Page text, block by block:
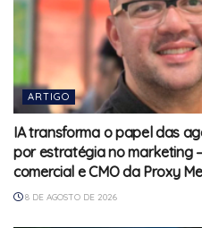
ARTIGO
IA transforma o papel das
por estratégia no marketing
comercial e CMO da Proxy
8 DE AGOSTO DE 2026